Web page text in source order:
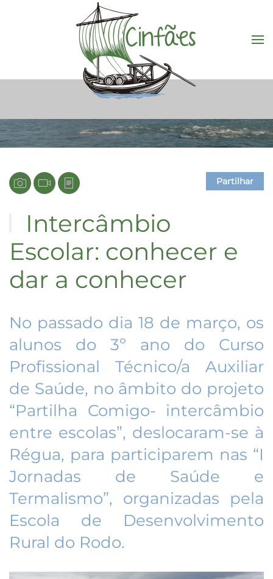
Saltar para o conteúdo principal
Partilhar
Intercâmbio
Escolar: conhecer e
dar a conhecer
No passado dia 18 de março, os
alunos do 3º ano do Curso
Profissional Técnico/a Auxiliar
de Saúde, no âmbito do projeto
“Partilha Comigo- intercâmbio
entre escolas”, deslocaram-se à
Régua, para participarem nas “I
Jornadas de Saúde e
Termalismo”, organizadas pela
Escola de Desenvolvimento
Rural do Rodo.